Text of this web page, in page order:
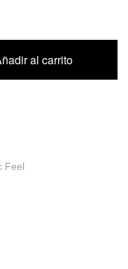
al carrito
Feel